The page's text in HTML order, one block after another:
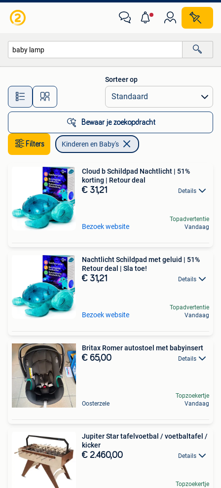
Alle afstanden…
Sorteer op
Bewaar je zoekopdracht
Filters Kinderen en Baby's
Cloud b Schildpad Nachtlicht | 51%
korting | Retour deal
€ 31,21 Details
Bezoek website
Topadvertentie
Vandaag
Nachtlicht Schildpad met geluid | 51%
Retour deal | Sla toe!
€ 31,21 Details
Bezoek website
Topadvertentie
Vandaag
Britax Romer autostoel met babyinsert
€ 65,00 Details
Oosterzele
Topzoekertje
Vandaag
Jupiter Star tafelvoetbal / voetbaltafel /
kicker
€ 2.460,00 Details
Topzoekertje